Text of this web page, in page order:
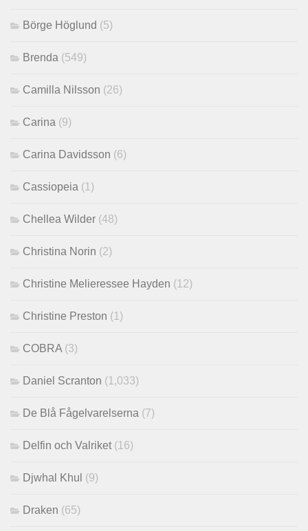
Börge Höglund (5)
Brenda (549)
Camilla Nilsson (26)
Carina (9)
Carina Davidsson (6)
Cassiopeia (1)
Chellea Wilder (48)
Christina Norin (2)
Christine Melieressee Hayden (12)
Christine Preston (1)
COBRA(3)
Daniel Scranton (1,033)
De Blå Fågelvarelserna (7)
Delfin och Valriket(16)
Djwhal Khul (9)
Draken (65)